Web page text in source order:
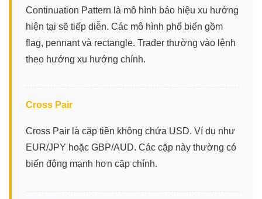
Continuation Pattern là mô hình báo hiệu xu hướng
hiện tại sẽ tiếp diễn. Các mô hình phổ biến gồm
flag, pennant và rectangle. Trader thường vào lệnh
theo hướng xu hướng chính.
Cross Pair
Cross Pair là cặp tiền không chứa USD. Ví dụ như
EUR/JPY hoặc GBP/AUD. Các cặp này thường có
biến động mạnh hơn cặp chính.